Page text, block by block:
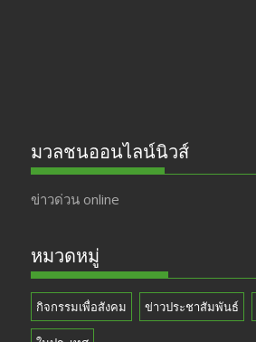
มวลชนออนไลน์นิวส์
ข่าวด่วน online
หมวดหมู่
กิจกรรมเพื่อสังคม ข่าวประชาสัมพันธ์